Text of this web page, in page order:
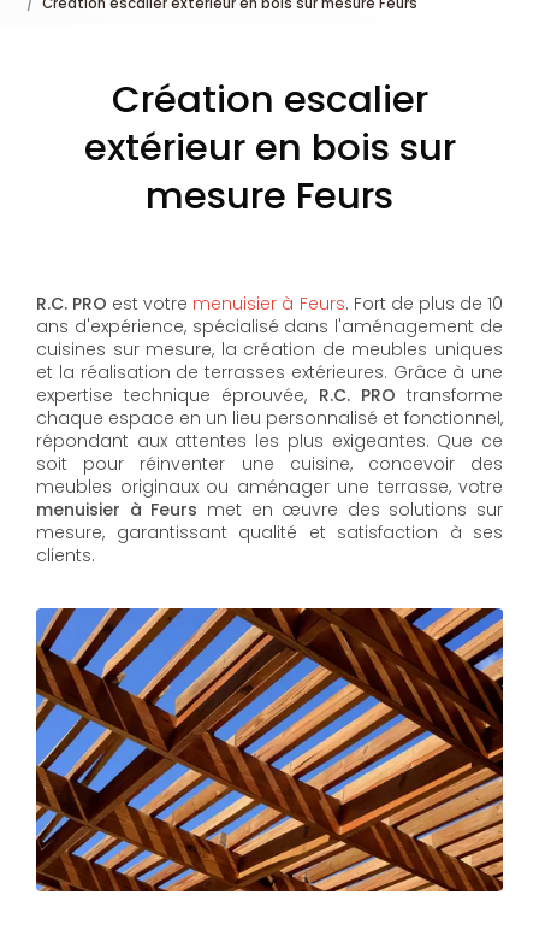
Création escalier
extérieur en bois sur
mesure Feurs
R.C. PRO est votre menuisier à Feurs. Fort de plus de 10
ans d'expérience, spécialisé dans l'aménagement de
cuisines sur mesure, la création de meubles uniques
et la réalisation de terrasses extérieures. Grâce à une
expertise technique éprouvée, R.C. PRO transforme
chaque espace en un lieu personnalisé et fonctionnel,
répondant aux attentes les plus exigeantes. Que ce
soit pour réinventer une cuisine, concevoir des
meubles originaux ou aménager une terrasse, votre
menuisier à Feurs met en œuvre des solutions sur
mesure, garantissant qualité et satisfaction à ses
clients.